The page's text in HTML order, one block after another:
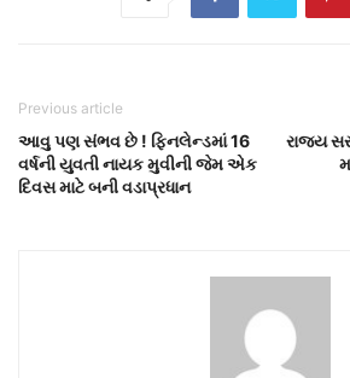
Previous article
આવુ પણ સંભવ છે ! ફિનલેન્ડમાં 16
વર્ષની યુવતી નાયક મુવીની જેમ એક
દિવસ માટે બની વડાપ્રધાન
રાજ્ય